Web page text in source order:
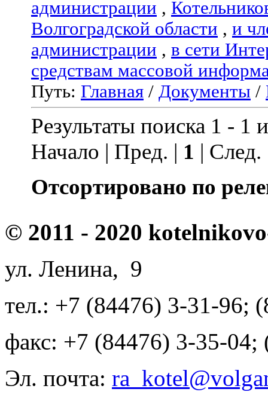
администрации ,
Волгоградской области , и
администрации , в сети
средствам массовой
Путь: Главная / Документы /
Результаты поиска 1 - 1
Начало | Пред. | 1 |
Отсортировано по
© 2011 - 2020
ул. Ленина, 9
тел.: +7 (84476) 3-31-96;
факс: +7 (84476) 3-35-04;
Эл. почта: